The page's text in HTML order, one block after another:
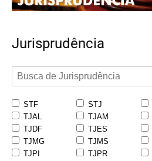
Jurisprudência
STF STJ
TJAL
TJAM
TJDF
TJES
TJMG
TJMS
TJPI
TJPR